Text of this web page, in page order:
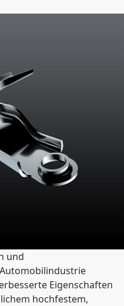
und
Eigenschaften
hochfestem,